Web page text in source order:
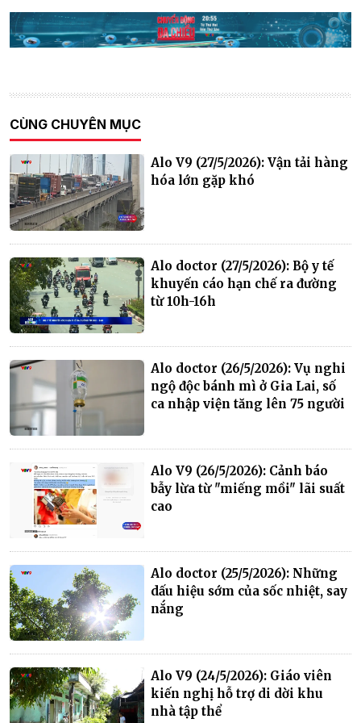
CÙNG CHUYÊN MỤC
Alo V9 (27/5/2026): Vận tải hàng
hóa lớn gặp khó
Alo doctor (27/5/2026): Bộ y tế
khuyến cáo hạn chế ra đường
từ 10h-16h
Alo doctor (26/5/2026): Vụ nghi
ngộ độc bánh mì ở Gia Lai, số
ca nhập viện tăng lên 75 người
Alo V9 (26/5/2026): Cảnh báo
bẫy lừa từ "miếng mồi" lãi suất
cao
Alo doctor (25/5/2026): Những
dấu hiệu sớm của sốc nhiệt, say
nắng
Alo V9 (24/5/2026): Giáo viên
kiến nghị hỗ trợ di dời khu
nhà tập thể